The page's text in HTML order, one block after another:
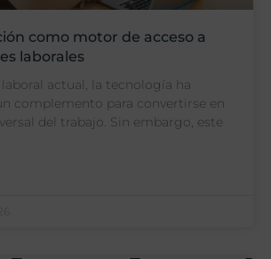
como motor de acceso a
laborales
actual, la tecnología ha
complemento para convertirse en
del trabajo. Sin embargo, este